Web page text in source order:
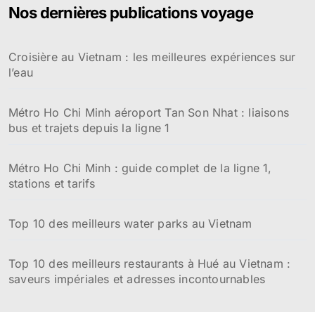
r
e
r
Nos dernières publications voyage
Croisière au Vietnam : les meilleures expériences sur
l’eau
Métro Ho Chi Minh aéroport Tan Son Nhat : liaisons
bus et trajets depuis la ligne 1
Métro Ho Chi Minh : guide complet de la ligne 1,
stations et tarifs
Top 10 des meilleurs water parks au Vietnam
Top 10 des meilleurs restaurants à Hué au Vietnam :
saveurs impériales et adresses incontournables